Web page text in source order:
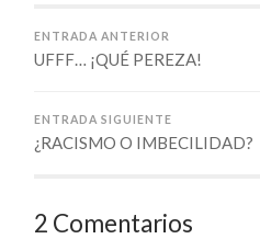
ENTRADA ANTERIOR
UFFF… ¡QUÉ PEREZA!
ENTRADA SIGUIENTE
¿RACISMO O IMBECILIDAD?
2 Comentarios